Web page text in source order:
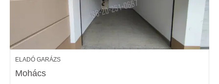
ELADÓ GARÁZS
Mohács